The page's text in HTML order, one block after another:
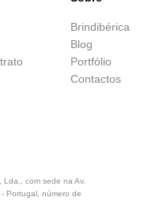
Brindibérica
Blog
Portfólio
Contactos
Lda., com sede na Av.
Portugal, número de